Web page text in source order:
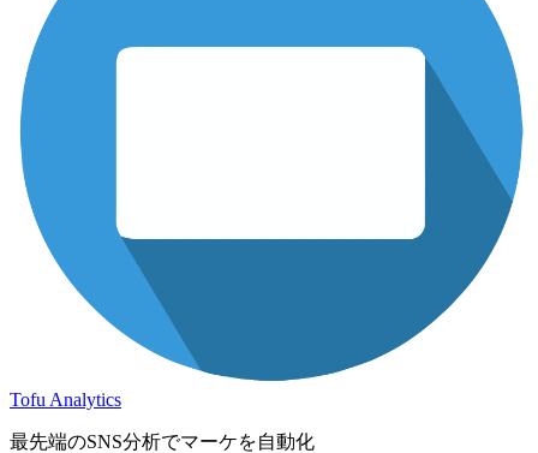
Tofu Analytics
最先端のSNS分析でマーケを自動化